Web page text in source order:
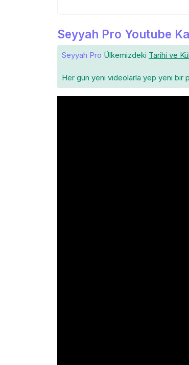
Seyyah Pro Youtube
Seyyah Pro Ülkemizdeki Tarihi ve
Her gün yeni videolarla yep yeni bir